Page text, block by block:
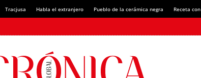
Tracjusa Habla el extranjero Pueblo de la cerámica negra Receta